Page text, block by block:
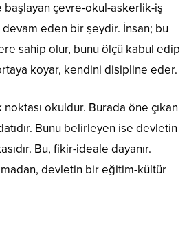
çevre-okul-askerlik-iş
eden bir şeydir. İnsan; bu
sahip olur, bunu ölçü kabul edip
koyar, kendini disipline eder.
okuldur. Burada öne çıkan
Bunu belirleyen ise devletin
Bu, fikir-ideale dayanır.
devletin bir eğitim-kültür